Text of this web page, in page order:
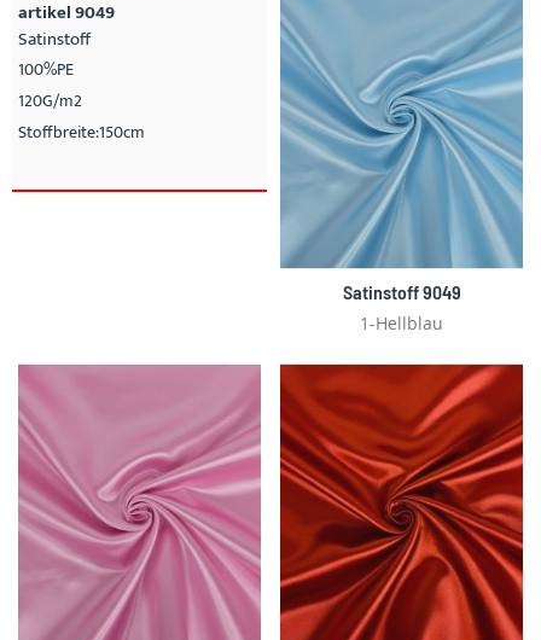
artikel 9049
Satinstoff
100%PE
120G/m2
Stoffbreite:150cm
Satinstoff 9049
1-Hellblau